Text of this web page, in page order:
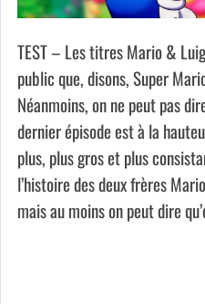
TEST – Les titres Mario &
public que, disons, Super
Néanmoins, on ne peut pas
dernier épisode est à la
plus, plus gros et plus
l’histoire des deux frères
mais au moins on peut dire